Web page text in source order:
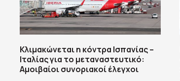
Κλιμακώνεται η κόντρα Ισπανίας –
Ιταλίας για το μεταναστευτικό:
Αμοιβαίοι συνοριακοί έλεγχοι